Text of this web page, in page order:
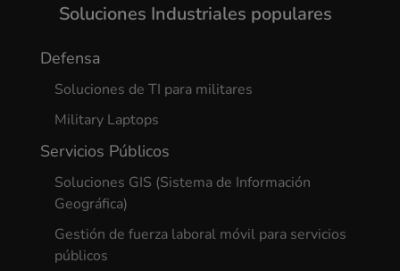
Soluciones Industriales populares
Defensa
Soluciones de TI para militares
Military Laptops
Servicios Públicos
Soluciones GIS (Sistema de Información
Geográfica)
Gestión de fuerza laboral móvil para servicios
públicos